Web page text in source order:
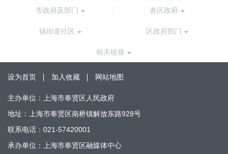
市政府及部门 各区政府
镇街道社区 区政府部门
相关链接
设为首页 加入收藏 网站地图
主办单位：上海市奉贤区人民政府
地址：上海市奉贤区南桥镇解放东路928号
联系电话：021-57420001
承办单位：上海市奉贤区融媒体中心